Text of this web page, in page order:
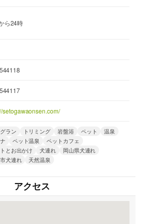
ら24時
setogawaonsen.com/
ラン トリミング 岩盤浴 ペット
温泉
ペット温泉
ペットカフェ
とお出かけ
犬連れ
岡山県犬連れ
犬連れ
天然温泉
アクセス